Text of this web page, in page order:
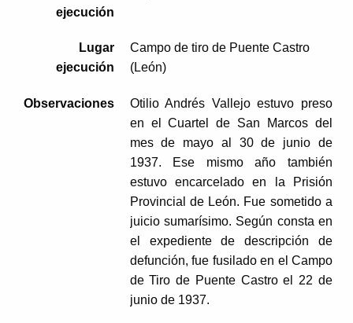
ejecución
Lugar
ejecución
Campo de tiro de Puente Castro
(León)
Observaciones
Otilio Andrés Vallejo estuvo preso
en el Cuartel de San Marcos del
mes de mayo al 30 de junio de
1937. Ese mismo año también
estuvo encarcelado en la Prisión
Provincial de León. Fue sometido a
juicio sumarísimo. Según consta en
el expediente de descripción de
defunción, fue fusilado en el Campo
de Tiro de Puente Castro el 22 de
junio de 1937.